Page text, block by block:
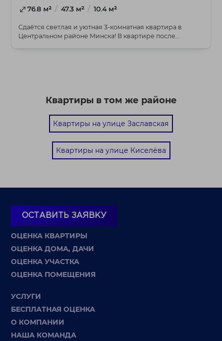
76.8 м² / 47.3 м² / 10.4 м²
Сдаётся светлая и уютная 3-комнатная квартира в
Центральном районе Минска! В квартире после
Квартиры в том же районе
Квартиры на улице Заславская
Квартиры на улице Киселёва
ОСТАВИТЬ ЗАЯВКУ
ОЦЕНКА КВАРТИРЫ
ОЦЕНКА ДОМА, ДАЧИ
ОЦЕНКА УЧАСТКА
ОЦЕНКА ПОМЕЩЕНИЯ
УСЛУГИ
БЕСПЛАТНАЯ ОЦЕНКА
О КОМПАНИИ
НАША КОМАНДА